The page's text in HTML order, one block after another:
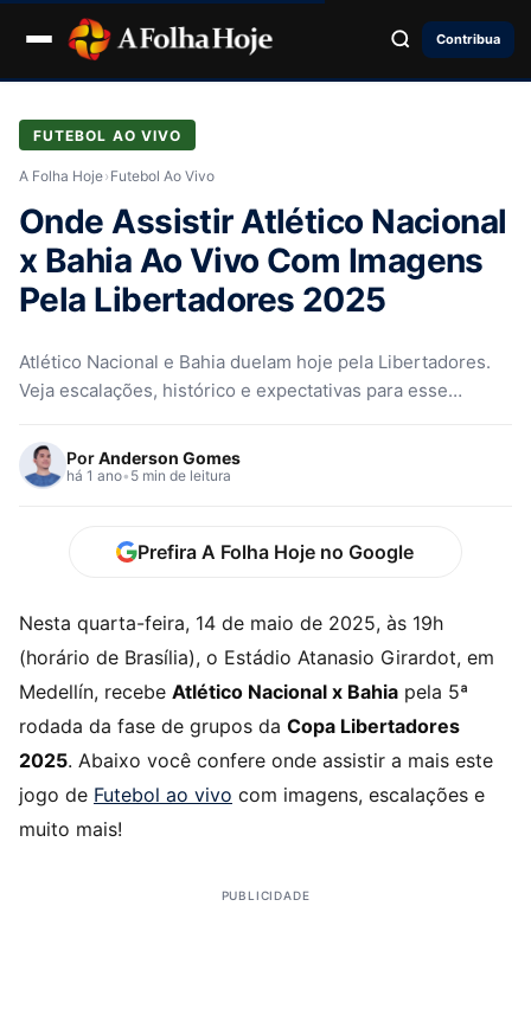
Contribua
FUTEBOL AO VIVO
A Folha Hoje› Futebol Ao Vivo
Onde Assistir Atlético Nacional
x Bahia Ao Vivo Com Imagens
Pela Libertadores 2025
Atlético Nacional e Bahia duelam hoje pela Libertadores.
Veja escalações, histórico e expectativas para esse
PorAnderson Gomes
há 1 ano• 5 min de leitura
Prefira A Folha Hoje no Google
Nesta quarta-feira, 14 de maio de 2025, às 19h
(horário de Brasília), o Estádio Atanasio Girardot, em
Medellín, recebe Atlético Nacional x Bahia pela 5ª
rodada da fase de grupos da Copa Libertadores
2025. Abaixo você confere onde assistir a mais este
jogo de Futebol ao vivo com imagens, escalações e
muito mais!
PUBLICIDADE